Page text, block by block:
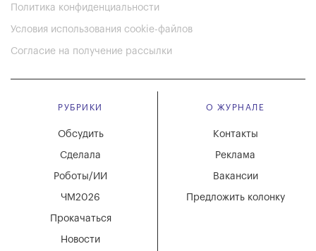
Политика конфиденциальности
Условия использования cookie-файлов
Согласие на получение рассылки
РУБРИКИ
Новости
Обсудить
Сделала
Роботы/ИИ
ЧМ2026
Прокачаться
О ЖУРНАЛЕ
Вакансии
Реклама
Контакты
Предложить колонку